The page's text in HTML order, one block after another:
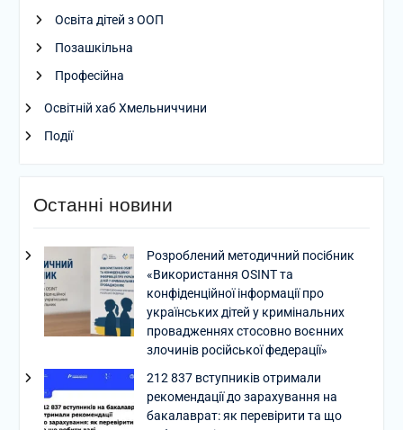
Освіта дітей з ООП
Позашкільна
Професійна
Освітній хаб Хмельниччини
Події
Останні новини
Розроблений методичний посібник
«Використання OSINT та
конфіденційної інформації про
українських дітей у кримінальних
провадженнях стосовно воєнних
злочинів російської федерації»
212 837 вступників отримали
рекомендації до зарахування на
бакалаврат: як перевірити та що